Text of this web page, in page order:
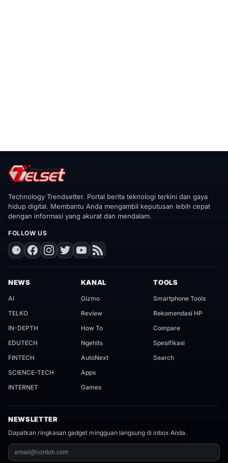
Technology Trendsetter. Portal berita teknologi terkini dan gaya
hidup digital. Membantu Anda mengambil keputusan lebih cepat
dengan informasi yang akurat dan mendalam.
FOLLOW US
NEWS
AI
TELKO
IN-DEPTH
EDUTECH
FINTECH
SCIENCE-TECH
INTERNET
KANAL
Gizmo
Review
How To
Ngehits
AutoNext
Apps
Games
TOOLS
Smartphone Tools
Rekomendasi HP
Compare
Spesifikasi
Search
NEWSLETTER
Dapatkan ringkasan gadget mingguan langsung di inbox Anda.